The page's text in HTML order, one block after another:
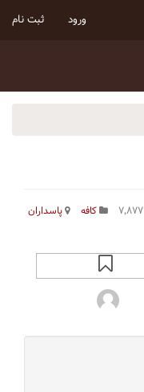
ورود ثبت نام
کافه پاسداران